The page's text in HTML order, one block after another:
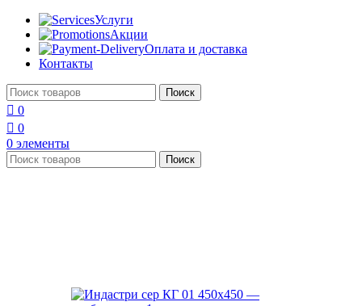
Услуги
Акции
Оплата и доставка
Контакты
Поиск
0
0
0 элементы
Поиск